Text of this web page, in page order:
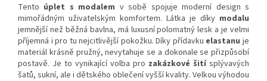
Tento úplet s modalem v sobě spojuje moderní design s
mimořádným uživatelským komfortem. Látka je díky modalu
jemnější než běžná bavlna, má luxusní polomatný lesk a je velmi
příjemná i pro tu nejcitlivější pokožku. Díky přídavku elastanu je
materiál krásně pružný, nevytahuje se a dokonale se přizpůsobí
postavě. Je to vynikající volba pro zakázkové šitísplývavých
šatů, sukní, ale i dětského oblečení vyšší kvality. Velkou výhodou